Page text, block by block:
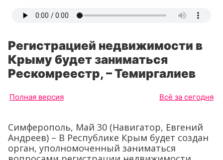
Регистрацией недвижимости в
Крыму будет заниматься
Рескомреестр, – Темиргалиев
Полная версия Всё за сегодня
Симферополь, Май 30 (Навигатор, Евгений
Андреев) – В Республике Крым будет создан
орган, уполномоченный заниматься